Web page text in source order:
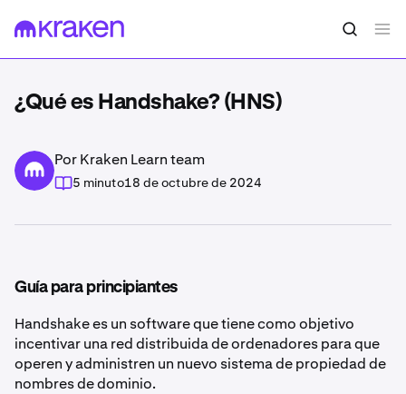
¿Qué es Handshake? (HNS)
Por Kraken Learn team
5 minuto18 de octubre de 2024
Guía para principiantes
Handshake es un software que tiene como objetivo
incentivar una red distribuida de ordenadores para que
operen y administren un nuevo sistema de propiedad de
nombres de dominio.